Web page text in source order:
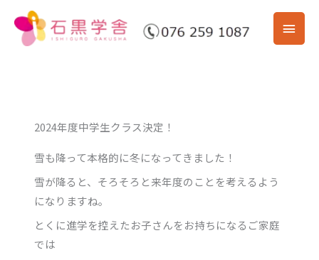
メ
イ
2024年度中学生クラス決定！
雪も降って本格的に冬になってきました！
雪が降ると、そろそろと来年度のことを考えるよう
になりますね。
とくに進学を控えたお子さんをお持ちになるご家庭
では